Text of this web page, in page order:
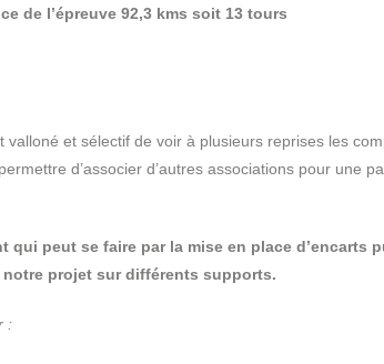
de l’épreuve 92,3 kms soit 13 tours
et sélectif de voir à plusieurs reprises les
d’associer d’autres associations pour une
qui peut se faire par la mise en place d’encarts
projet sur différents supports.
: